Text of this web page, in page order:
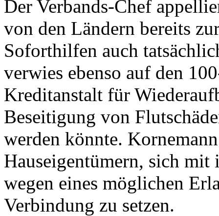
Der Verbands-Chef
von den Ländern bereits
Soforthilfen auch
verwies ebenso auf den
Kreditanstalt für
Beseitigung von
werden könnte.
Hauseigentümern, sich
wegen eines möglichen
Verbindung zu setzen.